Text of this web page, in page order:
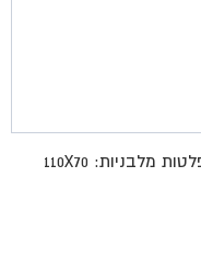
רגל דגם איילת גובה 73 ס"מ מתאימה לפלטות מלבניות: 110X70